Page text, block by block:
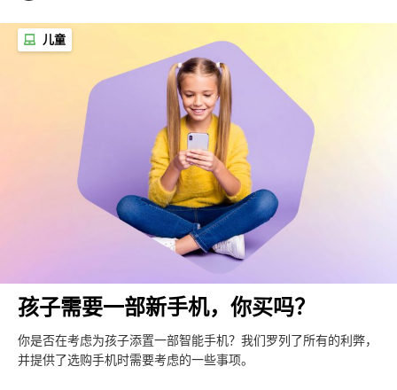
儿童
孩子需要一部新手机，你买吗？
你是否在考虑为孩子添置一部智能手机？我们罗列了所有的利弊，
并提供了选购手机时需要考虑的一些事项。